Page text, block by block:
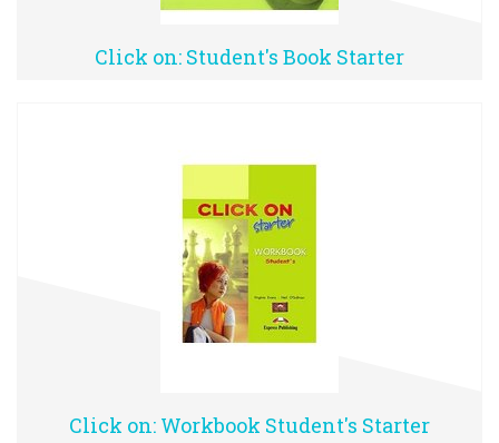
Click on: Student's Book Starter
Click on: Workbook Student's Starter